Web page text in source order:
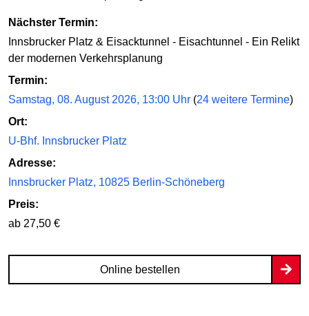
Nächster Termin:
Innsbrucker Platz & Eisacktunnel - Eisachtunnel - Ein Relikt
der modernen Verkehrsplanung
Termin:
Samstag, 08. August 2026, 13:00 Uhr (24 weitere Termine)
Ort:
U-Bhf. Innsbrucker Platz
Adresse:
Innsbrucker Platz, 10825 Berlin-Schöneberg
Preis:
ab 27,50 €
Online bestellen